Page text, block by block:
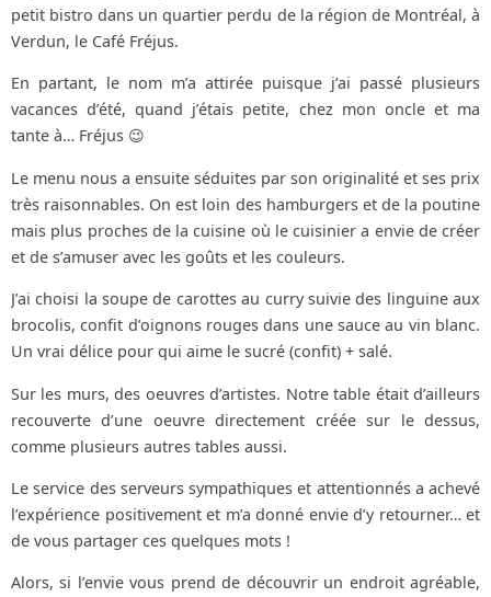
petit bistro dans un quartier perdu de la région de Montréal, à
Verdun, le Café Fréjus.
En partant, le nom m’a attirée puisque j’ai passé plusieurs
vacances d’été, quand j’étais petite, chez mon oncle et ma
tante à… Fréjus 😉
Le menu nous a ensuite séduites par son originalité et ses prix
très raisonnables. On est loin des hamburgers et de la poutine
mais plus proches de la cuisine où le cuisinier a envie de créer
et de s’amuser avec les goûts et les couleurs.
J’ai choisi la soupe de carottes au curry suivie des linguine aux
brocolis, confit d’oignons rouges dans une sauce au vin blanc.
Un vrai délice pour qui aime le sucré (confit) + salé.
Sur les murs, des oeuvres d’artistes. Notre table était d’ailleurs
recouverte d’une oeuvre directement créée sur le dessus,
comme plusieurs autres tables aussi.
Le service des serveurs sympathiques et attentionnés a achevé
l’expérience positivement et m’a donné envie d’y retourner… et
de vous partager ces quelques mots !
Alors, si l’envie vous prend de découvrir un endroit agréable,